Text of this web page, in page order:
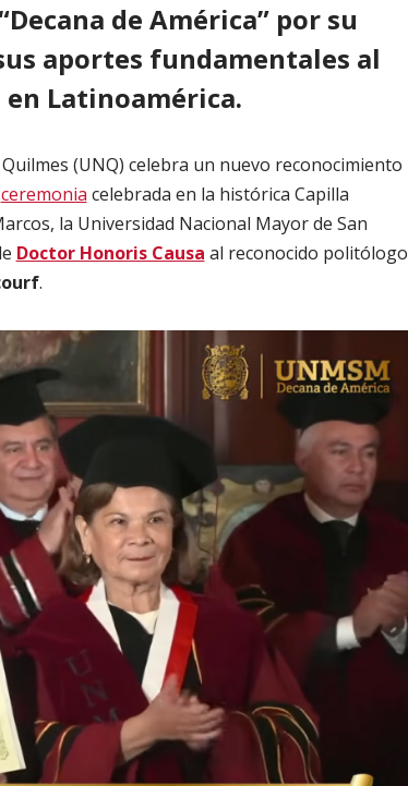
de América” por su
aportes fundamentales al
Latinoamérica.
(UNQ) celebra un nuevo reconocimiento
ceremonia celebrada en la histórica Capilla
la Universidad Nacional Mayor de San
Doctor Honoris Causa al reconocido politólogo
.